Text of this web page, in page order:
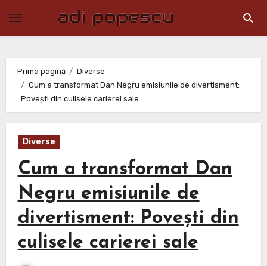
Prima pagină
Diverse
Cum a transformat Dan Negru emisiunile de divertisment:
Povești din culisele carierei sale
Diverse
Cum a transformat Dan
Negru emisiunile de
divertisment: Povești din
culisele carierei sale